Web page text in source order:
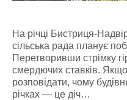
На річці Бистриця-
сільська рада планує
Перетворивши стрімку
смердючих ставків.
розповідати, чому
річках — це діч…